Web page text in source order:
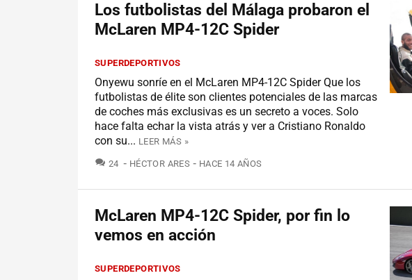
Los futbolistas del Málaga probaron el
McLaren MP4-12C Spider
SUPERDEPORTIVOS
Onyewu sonríe en el McLaren MP4-12C Spider Que los
futbolistas de élite son clientes potenciales de las marcas
de coches más exclusivas es un secreto a voces. Solo
hace falta echar la vista atrás y ver a Cristiano Ronaldo
con su... LEER MÁS »
24 COMENTARIOS
HÉCTOR ARES HACE 14 AÑOS
McLaren MP4-12C Spider, por fin lo
vemos en acción
SUPERDEPORTIVOS